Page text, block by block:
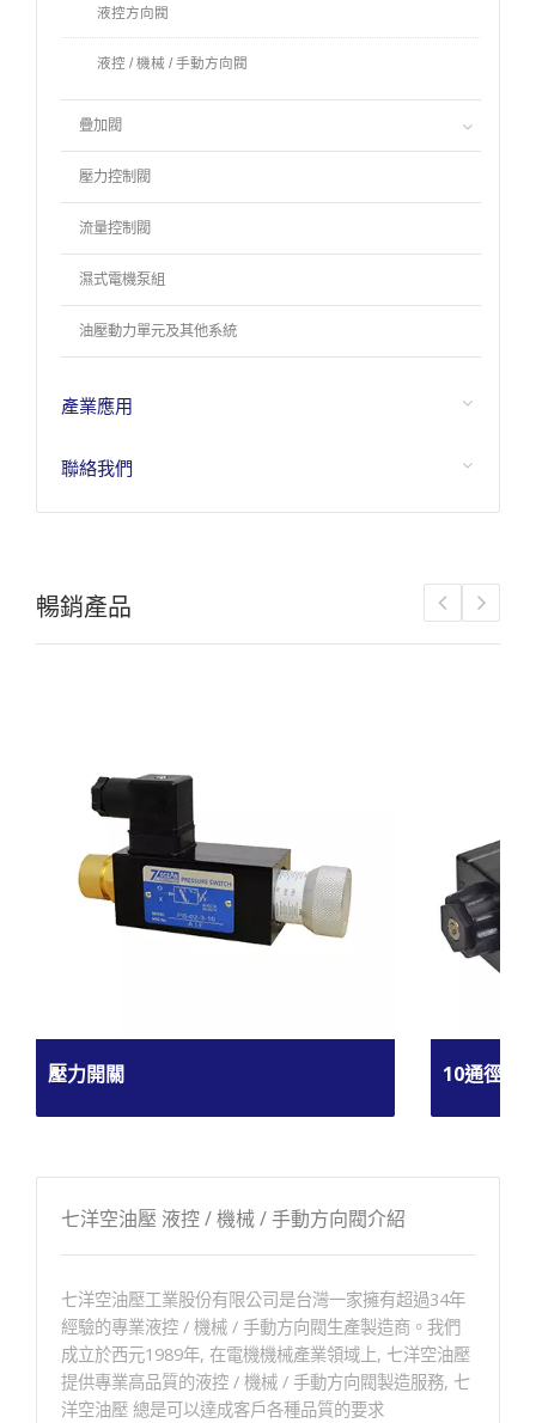
液控方向閥
液控 / 機械 / 手動方向閥
疊加閥
壓力控制閥
流量控制閥
濕式電機泵組
油壓動力單元及其他系統
產業應用
聯絡我們
暢銷產品
壓力開關 10通徑電
七洋空油壓 液控 / 機械 / 手動方向閥介紹
七洋空油壓工業股份有限公司是台灣一家擁有超過34年
經驗的專業液控 / 機械 / 手動方向閥生產製造商。我們
成立於西元1989年, 在電機機械產業領域上, 七洋空油壓
提供專業高品質的液控 / 機械 / 手動方向閥製造服務, 七
洋空油壓 總是可以達成客戶各種品質的要求